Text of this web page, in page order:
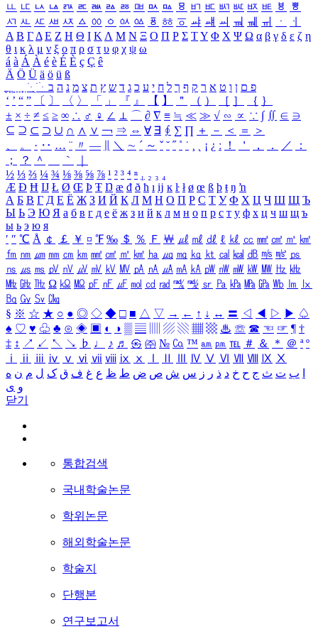
ㅥ ㅦ ㅧ ㅨ ㅩ ㅪ ㅫ ㅬ ㅭ ㅮ ㅯ ㅰ ㅱ ㅲ ㅳ ㅴ ㅵ ㅶ ㅷ ㅸ
ㅹ
ㅺ ㅻ ㅼ ㅽ ㅾ ㅿ ㆀ ㆁ ㆂ ㆃ ㆄ ㆅ ㆆ ㆇ ㆈ ㆉ ㆊ ㆋ ㆌ ㆍ
ㆎ
Α Β ΓΔ Ε Ζ Η Θ Ι ΚΛ Μ Ν Ξ Ο Π Ρ Σ ΤΥ Φ Χ Ψ Ω α β γ δ ε ζ η
θ ι κ λ μ ν ξ ο π ρ σ τ υ φ χ ψ ω
á à Á À é è É È ç Ç ê
Ä Ö Ü ä ö ü ß
ִֶֹ ֻּ ׁׂ פ ם ן ו ט א ר ק ף ך ל ח י ע כ ג ד ש ץ ת צ מ נ ה ב
‘ ’ “ ” 〔 〕 〈 〉 「 」 『 』 【 】 ＂ （ ） ［ ］ ｛ ｝
± × ÷ ≠ ≤ ≥ ∞ ∴ ♂ ♀ ∠ ⊥ ⌒ ∂ ∇ ≡ ≒ ≪ ≫ √ ∽ ∝ ∵ ∫ ∬ ∈ ∋
⊆ ⊇ ⊂ ⊃ ∪ ∩ ∧ ∨ ￢ ⇒ ⇔ ∀ ∃ ∮ ∑ ∏ ＋ － ＜ ＝
＞
、
。 · ‥ … ¨ 〃 ― ＼ ∼ ´ ～ ˇ ˘ ˝ ˚ ˙ ¸ ¡ ¿ ː ！ ＇ ， ． ／
：
；
？ ＾ ｀
½ ⅓ ⅔ ¼ ¾ ⅛ ⅜ ⅝ ⅞ ¹ ² ³ ⁴ ⁿ ₁ ₂ ₃ ₄
Æ Ð Ħ Ĳ Ł Ø Œ Þ Ŧ Ŋ æ đ ð ħ ı ĳ ĸ ŀ ł ø œ ß þ ŧ ŋ ŉ
А Б В Г Д Е Ё Ж З И Й К Л М Н О П Р С Т У Ф Х Ц Ч Ш Щ Ъ
Ы Ь Э Ю Я а б в г д е ё ж з и й к л м н о п р с т у ф х ц ч ш щ ъ
ы ь э ю я
′ ″ ℃ Å ￠ ￡ ￥ ¤ ℉ ‰ ＄ ％ Ｆ ￦ ㎕ ㎖ ㎗ ℓ ㎘ ㏄ ㎣ ㎤ ㎥ ㎦
㎙ ㎚ ㎛ ㎜ ㎝ ㎞ ㎟ ㎠ ㎡ ㎢ ㏊ ㎍ ㎎ ㎏ ㏏ ㎈ ㎉ ㏈ ㎧ ㎨ ㎰
㎱ ㎲ ㎳ ㎴ ㎵ ㎶ ㎷ ㎸ ㎹ ㎀ ㎁ ㎂ ㎃ ㎄ ㎺ ㎻ ㎽ ㎾ ㎿ ㎐ ㎑
㎒ ㎓ ㎔ Ω ㏀ ㏁ ㎊ ㎋ ㎌ ㏖ ㏅ ㎭ ㎮ ㎯ ㏛ ㎩ ㎪ ㎫ ㎬ ㏝ ㏐
㏓
㏃ ㏉ ㏜ ㏆
§ ※ ☆ ★ ○ ● ◎ ◇ ◆ □ ■ △ ▽ → ← ↑ ↓ ↔ 〓 ◁ ◀ ▷ ▶ ♤
♠ ♡ ♥ ♧ ♣ ⊙ ◈ ▣ ◐ ◑ ▒ ▤ ▨ ▧ ▦ ▩ ♨ ☏ ☎ ☜ ☞ ¶ †
‡ ↕ ↗ ↙ ↖ ↘ ♭ ♩ ♪ ♬ ㉿ ㈜ № ㏇ ™ ㏂ ㏘ ℡ ＃ ＆ ＊ ＠ ª º
ⅰ
ⅱ ⅲ ⅳ ⅴ ⅵ ⅶ ⅷ ⅸ ⅹ Ⅳ Ⅴ Ⅵ Ⅶ Ⅷ Ⅸ Ⅹ
ب ت ث ج ح خ د ذ ر ز س ش ص ض ط ظ ع غ ف ق ک ل م ن ه
و ی
닫기
통합검색
국내학술논문
학위논문
해외학술논문
학술지
단행본
연구보고서